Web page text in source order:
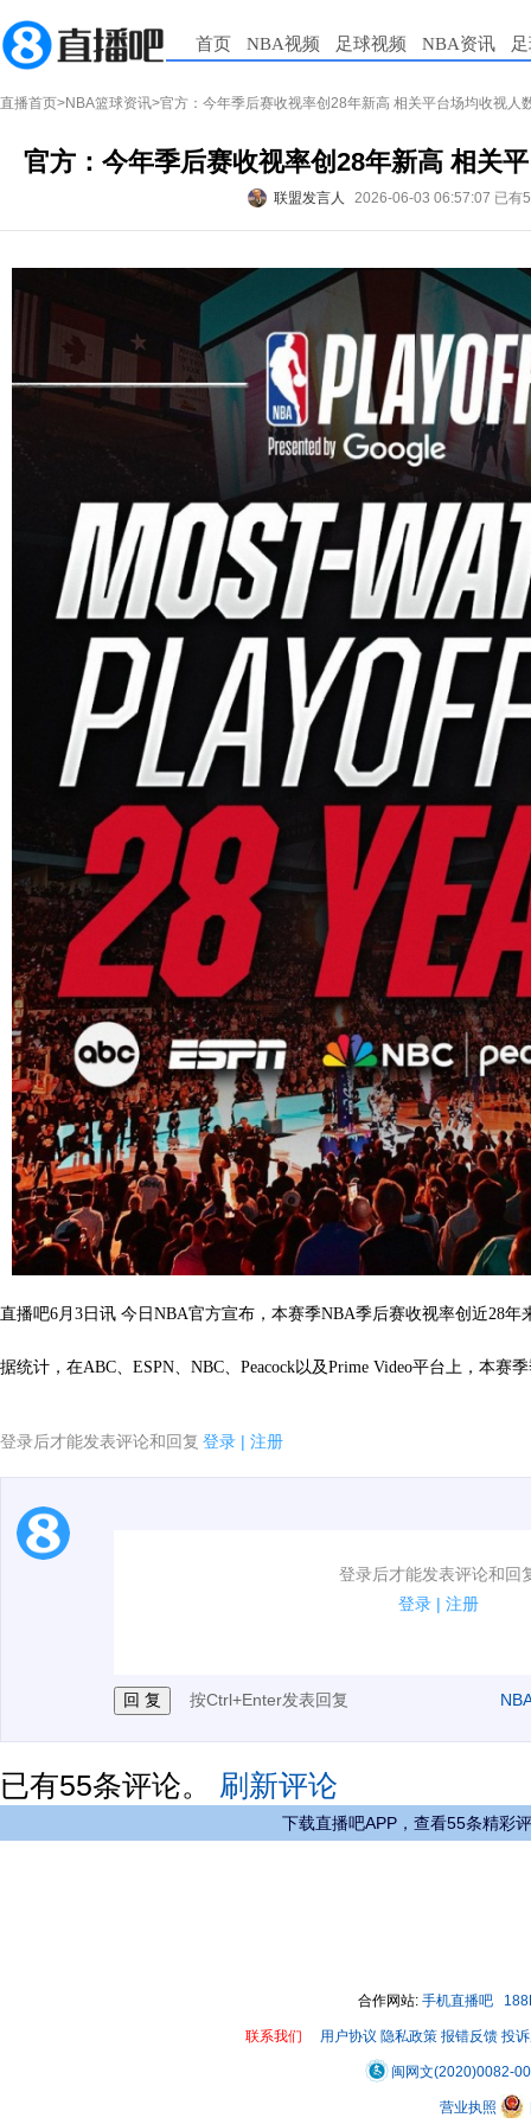
首页 NBA视频 足球视频 NBA资讯
直播首页>NBA篮球资讯>官方：今年季后赛收视率创28年新高 相关平台场均收视人
官方：今年季后赛收视率创28年新高 相关
联盟发言人 2026-06-03 06:57:07 已有
直播吧6月3日讯 今日NBA官方宣布， 本赛季NBA季后赛收视率创近28年
据统计，在ABC、ESPN、NBC、Peacock以及Prime Video平台上，本赛
登录后才能发表评论和回复 登录 | 注册
登录后才能发表评论和回
登录 | 注册
1.电脑端新用户可以发表评论了！
按Ctrl+Enter发表回复
已有55条评论。 刷新评论
下载直播吧APP，查看55条精彩
合作网站: 手机直播吧
联系我们 用户协议 隐私政策 报错反馈 投
闽网文(2020)0082-
营业执照